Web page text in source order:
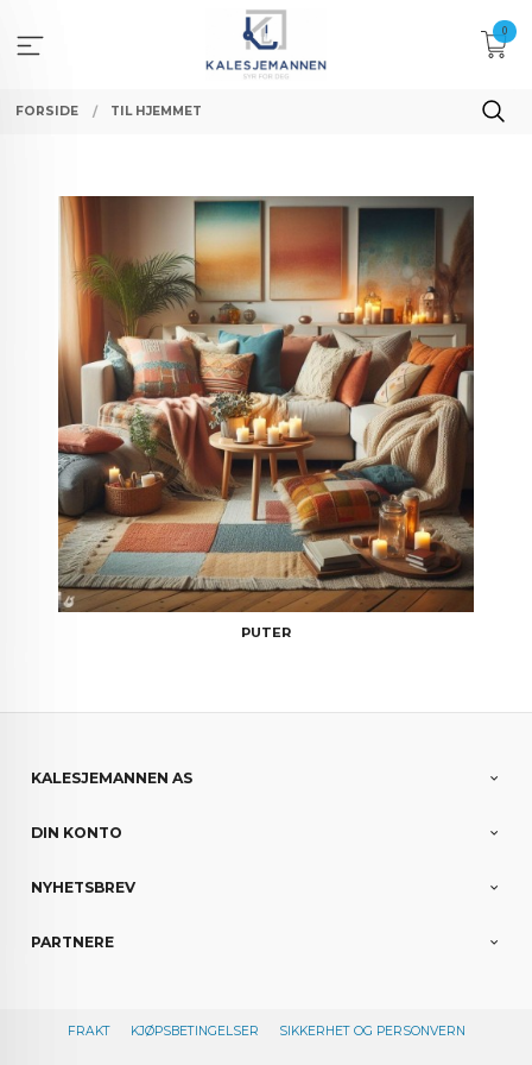
innholdet
0
FORSIDE TIL HJEMMET
PUTER
KALESJEMANNEN AS
DIN KONTO
NYHETSBREV
PARTNERE
FRAKT KJØPSBETINGELSER SIKKERHET OG PERSONVERN